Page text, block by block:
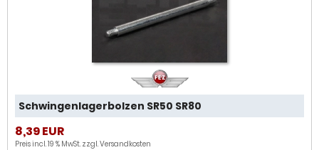
Schwingenlagerbolzen SR50 SR80
8,39 EUR
Preis incl. 19 % MwSt. zzgl.Versandkosten